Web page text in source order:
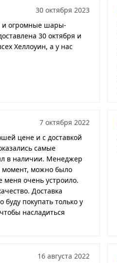
30 октября 2023
и огромные шары-
30 октября и
Хеллоуин, а у нас
7 октября 2022
цене и с доставкой
самые
в наличии. Менеджер
момент, можно было
меня очень устроило.
Доставка
покупать только у
насладиться
16 августа 2022